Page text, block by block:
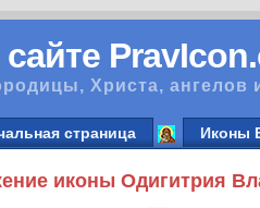
сайте
Христа, ангелов
страница Иконы
иконы Одигитрия